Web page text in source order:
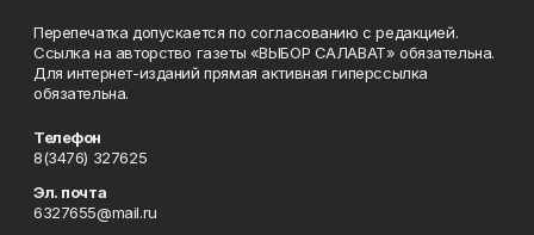
Перепечатка допускается по согласованию с редакцией.
Ссылка на авторство газеты «ВЫБОР САЛАВАТ» обязательна.
Для интернет-изданий прямая активная гиперссылка
обязательна.
Телефон
8(3476) 327625
Эл. почта
6327655@mail.ru